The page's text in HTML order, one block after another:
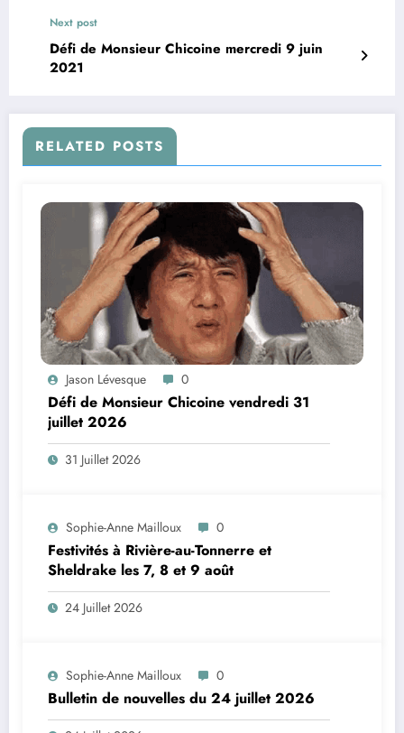
Next post
Défi de Monsieur Chicoine mercredi 9 juin
2021
RELATED POSTS
Jason Lévesque 0
Défi de Monsieur Chicoine vendredi 31
juillet 2026
31 Juillet 2026
Sophie-Anne Mailloux 0
Festivités à Rivière-au-Tonnerre et
Sheldrake les 7, 8 et 9 août
24 Juillet 2026
Sophie-Anne Mailloux 0
Bulletin de nouvelles du 24 juillet 2026